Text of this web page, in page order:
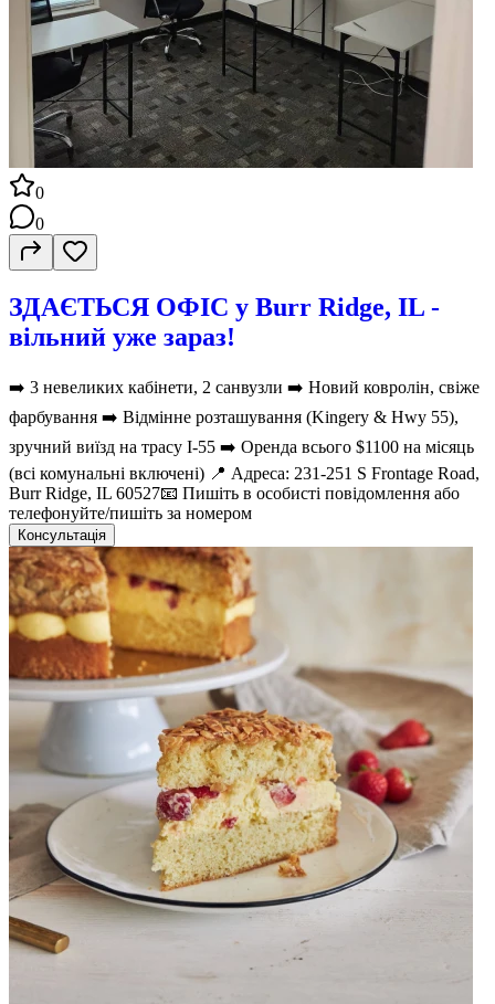
0
0
ЗДАЄТЬСЯ ОФІС у Burr Ridge, IL -
вільний уже зараз!
➡️ 3 невеликих кабінети, 2 санвузли ➡️ Новий ковролін, свіже
фарбування ➡️ Відмінне розташування (Kingery & Hwy 55),
зручний виїзд на трасу I-55 ➡️ Оренда всього $1100 на місяць
(всі комунальні включені) 📍 Адреса: 231-251 S Frontage Road,
Burr Ridge, IL 60527📧 Пишіть в особисті повідомлення або
телефонуйте/пишіть за номером
Консультація